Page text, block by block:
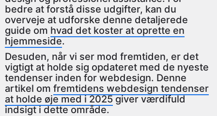
bedre at forstå disse udgifter, kan du
overveje at udforske denne detaljerede
guide om hvad det koster at oprette en
hjemmeside.
Desuden, når vi ser mod fremtiden, er det
vigtigt at holde sig opdateret med de nyeste
tendenser inden for webdesign. Denne
artikel om fremtidens webdesign tendenser
at holde øje med i 2025giver værdifuld
indsigt i dette område.